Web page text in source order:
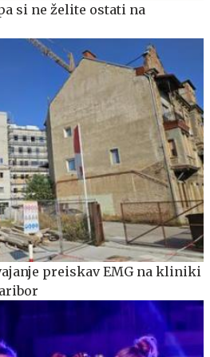
si ne želite ostati na
preiskav EMG na kliniki